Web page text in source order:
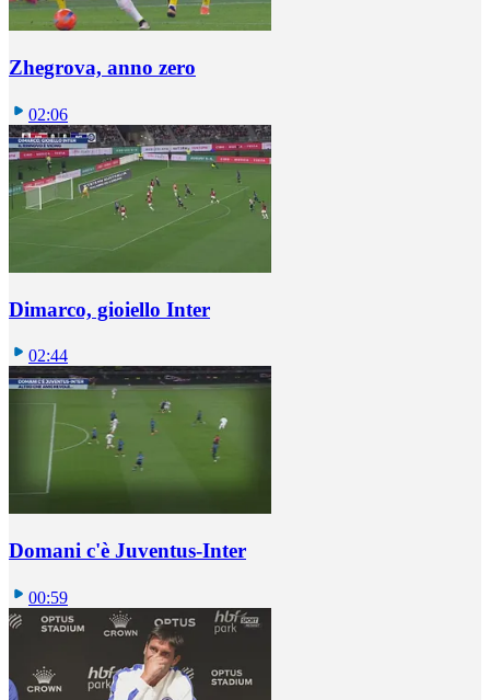
Zhegrova, anno zero
02:06
Dimarco, gioiello Inter
02:44
Domani c'è Juventus-Inter
00:59